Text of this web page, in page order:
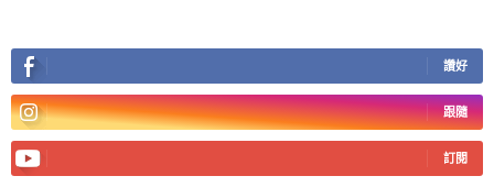
讚好
跟隨
訂閱